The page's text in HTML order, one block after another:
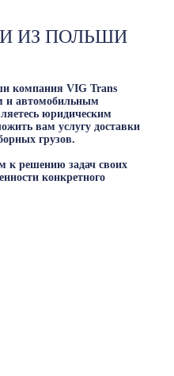
ИЗ ПОЛЬШИ
компания VIG Trans
и автомобильным
юридическим
вам услугу доставки
грузов.
к решению задач своих
конкретного